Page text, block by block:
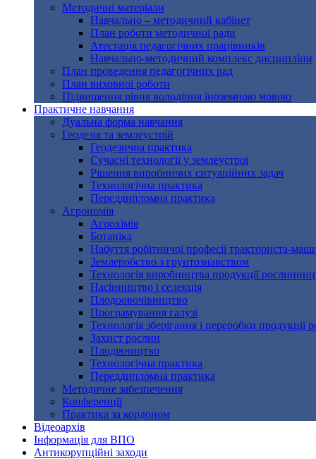
Методичні матеріали
Навчально – методичний кабінет
План роботи методичної ради
Атестація педагогічних працівників
Навчально-методичний комплекс дисципліни
План проведення педагогічних рад
План виховної роботи
Підвищення рівня володіння іноземною мовою
Практичне навчання
Дуальна форма навчання
Геодезія та землеустрій
Геодезична практика
Сучасні технології у землеустрої
Рішення виробничих ситуаційних задач
Технологічна практика
Переддипломна практика
Агрономія
Агрохімія
Ботаніка
Набуття робітничої професії тракториста-
Землеробство з грунтознавством
Технологія виробництва продукції
Насінництво і селекція
Плодоовочівництво
Програмування галузі
Технологія зберігання і переробки продукції
Захист рослин
Плодівництво
Технологічна практика
Переддипломна практика
Методичне забезпечення
Конференції
Практика за кордоном
Відеоархів
Інформація для ВПО
Антикорупційні заходи